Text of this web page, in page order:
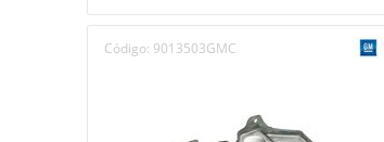
Código: 9013503GMC